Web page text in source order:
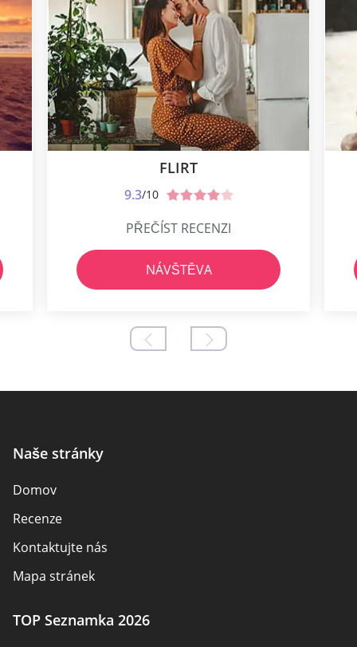
FLIRT
9.3/10
PŘEČÍST RECENZI
NÁVŠTĚVA
Naše stránky
Domov
Recenze
Kontaktujte nás
Mapa stránek
TOP Seznamka 2026